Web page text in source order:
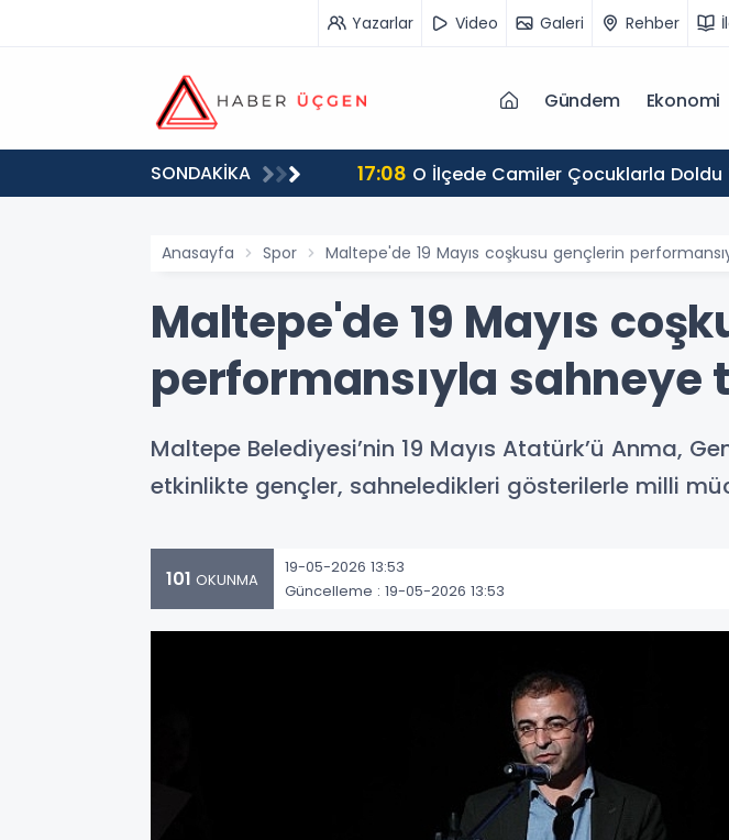
Yazarlar Video Galeri Rehber
Gündem Ekonomi
SONDAKİKA 17:08 O İlçede Camiler Çocuklarla Doldu
Anasayfa Spor Maltepe'de 19 Mayıs coşkusu gençlerin
Maltepe'de 19 Mayıs
performansıyla sahneye
Maltepe Belediyesi’nin 19 Mayıs Atatürk’ü Anma,
etkinlikte gençler, sahneledikleri gösterilerle milli
101 OKUNMA
19-05-2026 13:53
Güncelleme : 19-05-2026 13:53